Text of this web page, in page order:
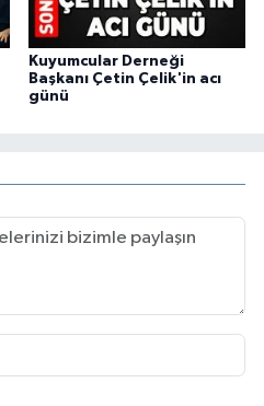
Kuyumcular Derneği
Başkanı Çetin Çelik'in acı
günü